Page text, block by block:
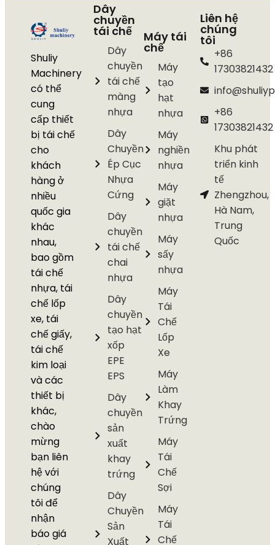
Shuliy
Machinery
có thể
cung
cấp thiết
bị tái chế
cho
khách
hàng ở
nhiều
quốc gia
khác
nhau,
bao gồm
tái chế
nhựa, tái
chế lốp
xe, tái
chế giấy,
tái chế
kim loại
và các
thiết bị
khác,
chào
mừng
bạn liên
hệ với
chúng
tôi để
nhận
báo giá
Dây
chuyền
tái chế
Dây
chuyền
tái chế
màng
nhựa
Dây
Chuyền
Ép Cục
Nhựa
Cứng
Dây
chuyền
tái chế
chai
nhựa
Dây
chuyền
tạo hạt
xốp
EPE
EPS
Dây
chuyền
sản
xuất
khay
trứng
Dây
Chuyền
Sản
Xuất
Máy tái
chế
Máy
tạo
hạt
nhựa
Máy
nghiền
nhựa
Máy
giặt
nhựa
Máy
sấy
nhựa
Máy
Tái
Chế
Lốp
Xe
Máy
Làm
Khay
Trứng
Máy
Tái
Chế
Sợi
Máy
Tái
Chế
Liên hệ
chúng
tôi
+86
17303821432
+86
17303821432
Khu phát
triển kinh
tế
Zhengzhou,
Hà Nam,
Trung
Quốc